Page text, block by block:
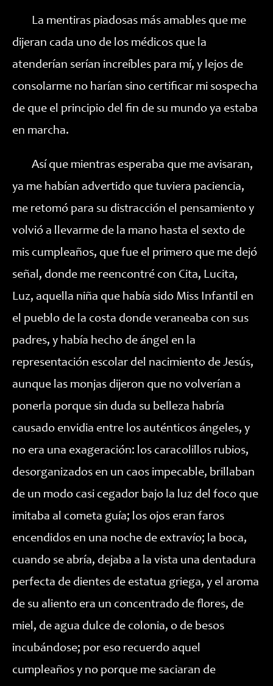
La mentiras piadosas más amables que me
dijeran cada uno de los médicos que la
atenderían serían increíbles para mí, y lejos de
consolarme no harían sino certificar mi sospecha
de que el principio del fin de su mundo ya estaba
en marcha.
Así que mientras esperaba que me avisaran,
ya me habían advertido que tuviera paciencia,
me retomó para su distracción el pensamiento y
volvió a llevarme de la mano hasta el sexto de
mis cumpleaños, que fue el primero que me dejó
señal, donde me reencontré con Cita, Lucita,
Luz, aquella niña que había sido Miss Infantil en
el pueblo de la costa donde veraneaba con sus
padres, y había hecho de ángel en la
representación escolar del nacimiento de Jesús,
aunque las monjas dijeron que no volverían a
ponerla porque sin duda su belleza habría
causado envidia entre los auténticos ángeles, y
no era una exageración: los caracolillos rubios,
desorganizados en un caos impecable, brillaban
de un modo casi cegador bajo la luz del foco que
imitaba al cometa guía; los ojos eran faros
encendidos en una noche de extravío; la boca,
cuando se abría, dejaba a la vista una dentadura
perfecta de dientes de estatua griega, y el aroma
de su aliento era un concentrado de flores, de
miel, de agua dulce de colonia, o de besos
incubándose; por eso recuerdo aquel
cumpleaños y no porque me saciaran de